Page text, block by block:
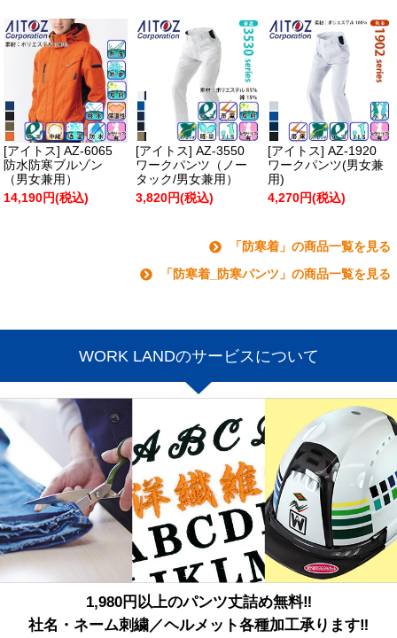
[アイトス] AZ-6065
防水防寒ブルゾン
（男女兼用）
14,190円(税込)
[アイトス] AZ-3550
ワークパンツ（ノー
タック/男女兼用）
3,820円(税込)
[アイトス] AZ-1920
ワークパンツ(男女兼
用)
4,270円(税込)
「防寒着」の商品一覧を見る
「防寒着_防寒パンツ」の商品一覧を見る
WORK LANDのサービスについて
1,980円以上のパンツ丈詰め無料‼
社名・ネーム刺繍／ヘルメット各種加工承ります‼